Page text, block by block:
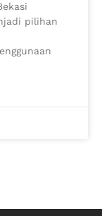
pilihan